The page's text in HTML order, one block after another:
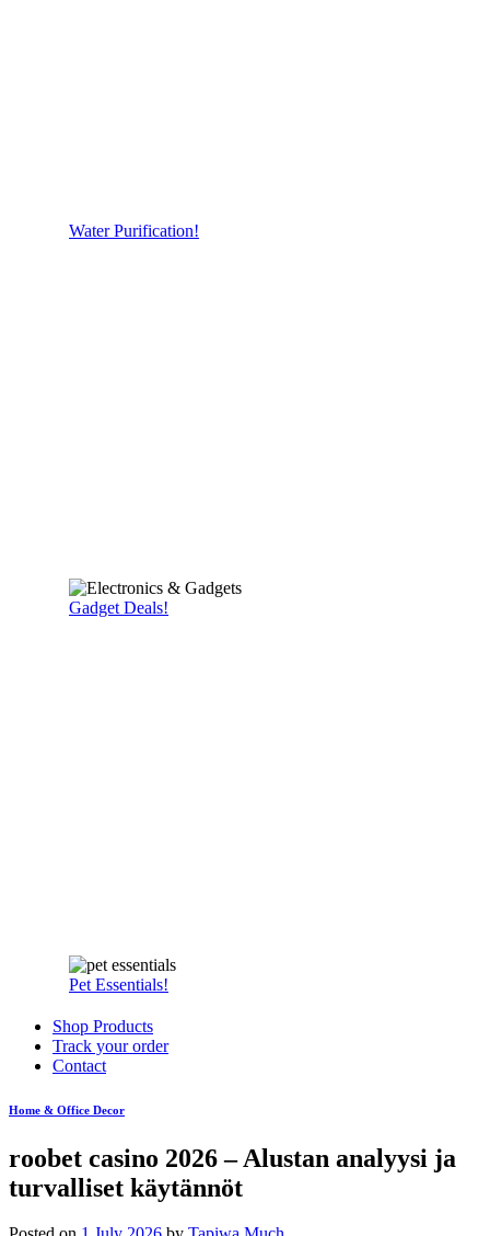
Water Purification!
Gadget Deals!
Pet Essentials!
Shop Products
Track your order
Contact
Home & Office Decor
roobet casino 2026 – Alustan analyysi ja
turvalliset käytännöt